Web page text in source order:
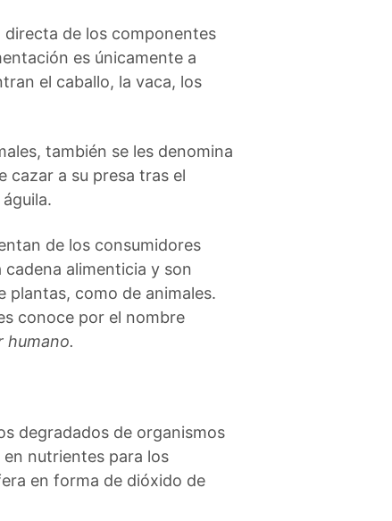
de los componentes
es únicamente a
el caballo, la vaca, los
también se les denomina
cazar a su presa tras el
de los consumidores
alimenticia y son
plantas, como de animales.
conoce por el nombre
humano.
degradados de organismos
nutrientes para los
en forma de dióxido de